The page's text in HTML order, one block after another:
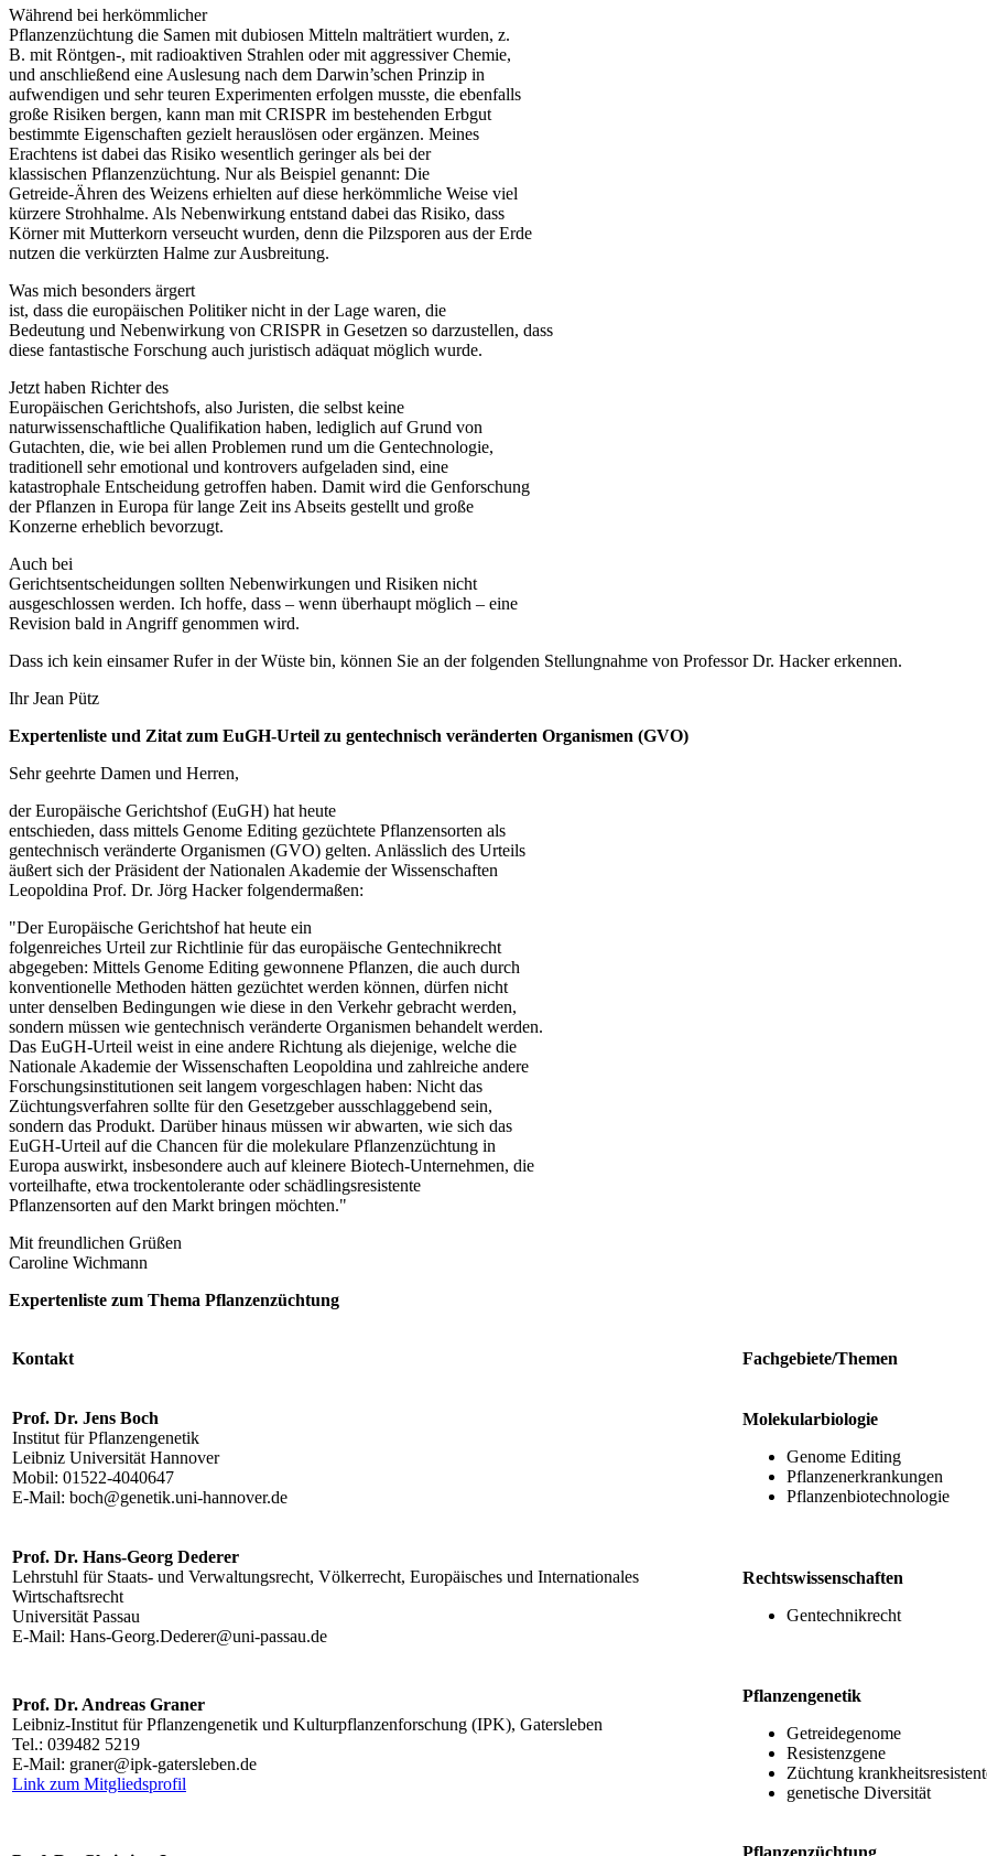
Während bei herkömmlicher
Pflanzenzüchtung die Samen mit dubiosen Mitteln malträtiert wurden, z.
B. mit Röntgen-, mit radioaktiven Strahlen oder mit aggressiver Chemie,
und anschließend eine Auslesung nach dem Darwin’schen Prinzip in
aufwendigen und sehr teuren Experimenten erfolgen musste, die ebenfalls
große Risiken bergen, kann man mit CRISPR im bestehenden Erbgut
bestimmte Eigenschaften gezielt herauslösen oder ergänzen. Meines
Erachtens ist dabei das Risiko wesentlich geringer als bei der
klassischen Pflanzenzüchtung. Nur als Beispiel genannt: Die
Getreide-Ähren des Weizens erhielten auf diese herkömmliche Weise viel
kürzere Strohhalme. Als Nebenwirkung entstand dabei das Risiko, dass
Körner mit Mutterkorn verseucht wurden, denn die Pilzsporen aus der Erde
nutzen die verkürzten Halme zur Ausbreitung.
Was mich besonders ärgert
ist, dass die europäischen Politiker nicht in der Lage waren, die
Bedeutung und Nebenwirkung von CRISPR in Gesetzen so darzustellen, dass
diese fantastische Forschung auch juristisch adäquat möglich wurde.
Jetzt haben Richter des
Europäischen Gerichtshofs, also Juristen, die selbst keine
naturwissenschaftliche Qualifikation haben, lediglich auf Grund von
Gutachten, die, wie bei allen Problemen rund um die Gentechnologie,
traditionell sehr emotional und kontrovers aufgeladen sind, eine
katastrophale Entscheidung getroffen haben. Damit wird die Genforschung
der Pflanzen in Europa für lange Zeit ins Abseits gestellt und große
Konzerne erheblich bevorzugt.
Auch bei
Gerichtsentscheidungen sollten Nebenwirkungen und Risiken nicht
ausgeschlossen werden. Ich hoffe, dass – wenn überhaupt möglich – eine
Revision bald in Angriff genommen wird.
Dass ich kein einsamer Rufer in der Wüste bin, können Sie an der folgenden Stellungnahme von Professor Dr. Hacker erkennen.
Ihr Jean Pütz
Expertenliste und Zitat zum EuGH-Urteil zu gentechnisch veränderten Organismen (GVO)
Sehr geehrte Damen und Herren,
der Europäische Gerichtshof (EuGH) hat heute
entschieden, dass mittels Genome Editing gezüchtete Pflanzensorten als
gentechnisch veränderte Organismen (GVO) gelten. Anlässlich des Urteils
äußert sich der Präsident der Nationalen Akademie der Wissenschaften
Leopoldina Prof. Dr. Jörg Hacker folgendermaßen:
"Der Europäische Gerichtshof hat heute ein
folgenreiches Urteil zur Richtlinie für das europäische Gentechnikrecht
abgegeben: Mittels Genome Editing gewonnene Pflanzen, die auch durch
konventionelle Methoden hätten gezüchtet werden können, dürfen nicht
unter denselben Bedingungen wie diese in den Verkehr gebracht werden,
sondern müssen wie gentechnisch veränderte Organismen behandelt werden.
Das EuGH-Urteil weist in eine andere Richtung als diejenige, welche die
Nationale Akademie der Wissenschaften Leopoldina und zahlreiche andere
Forschungsinstitutionen seit langem vorgeschlagen haben: Nicht das
Züchtungsverfahren sollte für den Gesetzgeber ausschlaggebend sein,
sondern das Produkt. Darüber hinaus müssen wir abwarten, wie sich das
EuGH-Urteil auf die Chancen für die molekulare Pflanzenzüchtung in
Europa auswirkt, insbesondere auch auf kleinere Biotech-Unternehmen, die
vorteilhafte, etwa trockentolerante oder schädlingsresistente
Pflanzensorten auf den Markt bringen möchten."
Mit freundlichen Grüßen
Caroline Wichmann
Expertenliste zum Thema Pflanzenzüchtung
Kontakt Fachgebiete/Themen
Prof. Dr. Jens Boch
Institut für Pflanzengenetik
Leibniz Universität Hannover
Mobil: 01522-4040647
E-Mail: boch@genetik.uni-hannover.de
Molekularbiologie
Genome Editing
Pflanzenerkrankungen
Pflanzenbiotechnologie
Prof. Dr. Hans-Georg Dederer
Lehrstuhl für Staats- und Verwaltungsrecht, Völkerrecht, Europäisches und Internationales
Wirtschaftsrecht
Universität Passau
E-Mail: Hans-Georg.Dederer@uni-passau.de
Rechtswissenschaften
Gentechnikrecht
Prof. Dr. Andreas Graner
Leibniz-Institut für Pflanzengenetik und Kulturpflanzenforschung (IPK), Gatersleben
Tel.: 039482 5219
E-Mail: graner@ipk-gatersleben.de
Link zum Mitgliedsprofil
Pflanzengenetik
Getreidegenome
Resistenzgene
Züchtung
genetische Diversität
Pflanzenzüchtung